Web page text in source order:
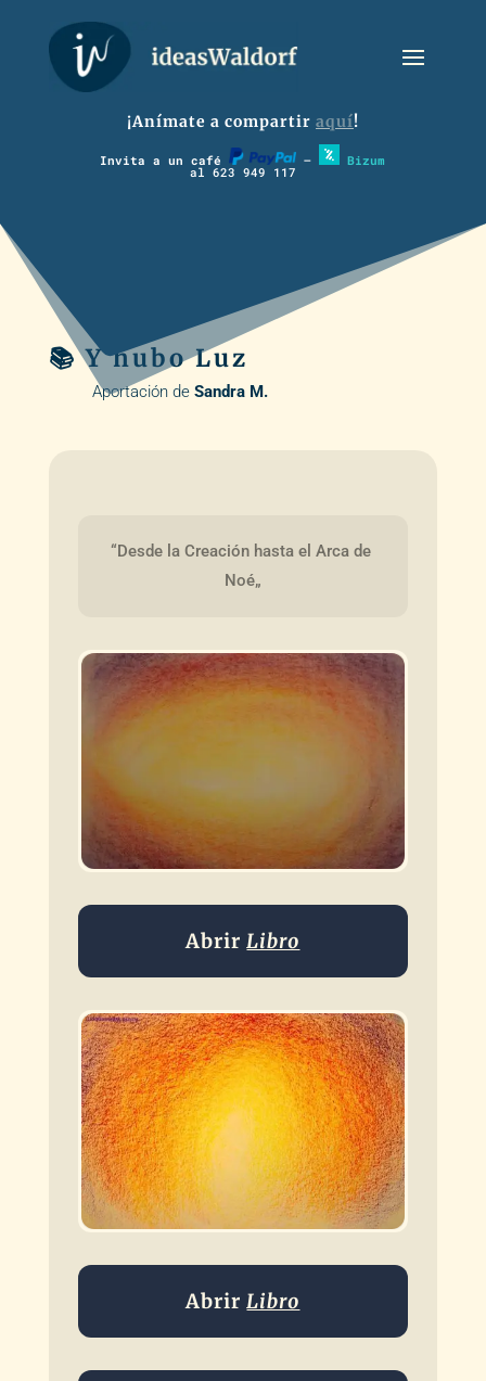
¡Anímate a compartir aquí!
Invita a un café – Bizum
al 623 949 117
📚 Y hubo Luz
Aportación de Sandra M.
“Desde la Creación hasta el Arca de
Noé„
AbrirLibro
AbrirLibro